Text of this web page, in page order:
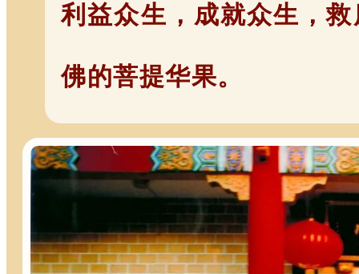
利益众生，成就众生，
佛的菩提华果。